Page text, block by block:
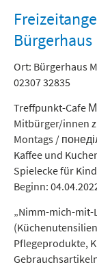
Ort: Bürgerhaus
02307 32835
Treffpunkt-Cafe
Mitbürger/innen
Montags /
Kaffee und
Spielecke für
Beginn:
„Nimm-mich-mit-
Pflegeprodukte,